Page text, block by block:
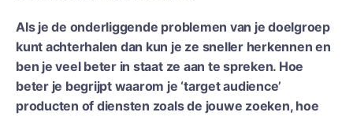
Als je de onderliggende problemen van je doelgroep
kunt achterhalen dan kun je ze sneller herkennen en
ben je veel beter in staat ze aan te spreken. Hoe
beter je begrijpt waarom je ‘target audience’
producten of diensten zoals de jouwe zoeken, hoe